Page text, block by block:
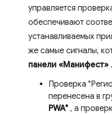
управляется
обеспечивают
устанавливаемых
же самые сигналы,
панели «Манифест» .
Проверка
перенесена в
PWA" , а